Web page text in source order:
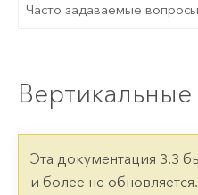
Часто задаваемые
Эта документация 3.3
и более не